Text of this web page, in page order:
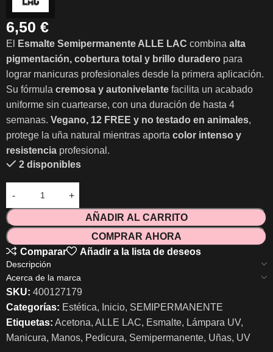
6,50 €
El Esmalte Semipermanente ALLE LAC combina alta
pigmentación, cobertura total y brillo duradero para
lograr manicuras profesionales desde la primera aplicación.
Su fórmula cremosa y autonivelante facilita un acabado
uniforme sin cuartearse, con una duración de hasta 4
semanas. Vegano, 12 FREE y no testado en animales,
protege la uña natural mientras aporta color intenso y
resistencia profesional.
2 disponibles
AÑADIR AL CARRITO
COMPRAR AHORA
Comparar
Añadir a la lista de deseos
Descripción
Acerca de la marca
SKU: 400127179
Categorías: Estética, Inicio, SEMIPERMANENTE
Etiquetas: Acetona, ALLE LAC, Esmalte, Lámpara UV,
Manicura, Manos, Pedicura, Semipermanente, Uñas, UV